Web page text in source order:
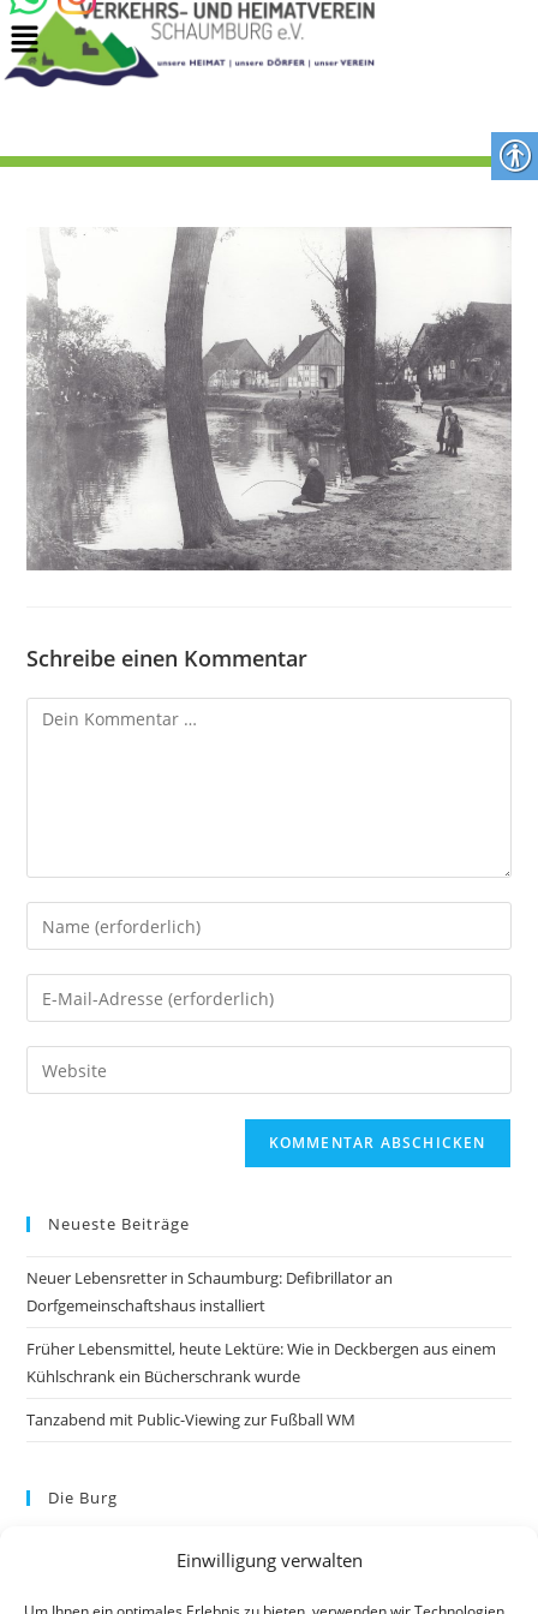
Einwilligung verwalten
Schreibe einen Kommentar
Neueste Beiträge
Neuer Lebensretter in Schaumburg: Defibrillator an
Dorfgemeinschaftshaus installiert
Früher Lebensmittel, heute Lektüre: Wie in Deckbergen aus einem
Kühlschrank ein Bücherschrank wurde
Tanzabend mit Public-Viewing zur Fußball WM
Die Burg